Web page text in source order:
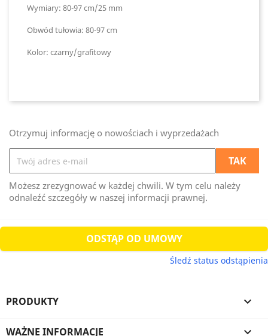
Wymiary: 80-97 cm/25 mm
Obwód tułowia: 80-97 cm
Kolor: czarny/grafitowy
Otrzymuj informację o nowościach i wyprzedażach
Możesz zrezygnować w każdej chwili. W tym celu należy
odnaleźć szczegóły w naszej informacji prawnej.
ODSTĄP OD UMOWY
Śledź status odstąpienia
PRODUKTY 
WAŻNE INFORMACJE 